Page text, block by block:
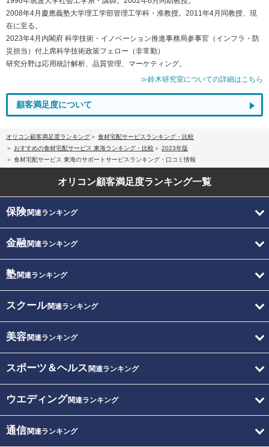
2008年4月慶應義塾大学理工学部管理工学科・准教授。2011年4月同教授、現
在に至る。
2023年4月内閣府 科学技術・イノベーション推進事務局参事官（インフラ・防
災担当）付上席科学技術政策フェロー（非常勤）
研究分野は応用統計解析、品質管理、マーケティング。
≫鈴木研究室についての詳細はこちら
顧客満足度について
オリコン顧客満足度ランキング
食材宅配サービスランキング・比較
おすすめの食材宅配サービス 東海ランキング・比較
2023年版
食材宅配サービス 東海のサポートサービスランキング・口コミ情報
オリコン顧客満足度ランキング一覧
保険関連ランキング
金融関連ランキング
塾関連ランキング
スクール関連ランキング
美容関連ランキング
スポーツ＆ヘルス 関連ランキング
ウエディング関連ランキング
通信関連ランキング